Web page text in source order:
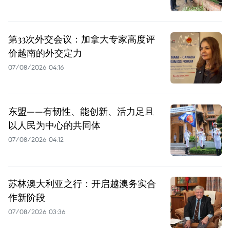
第33次外交会议：加拿大专家高度评
价越南的外交定力
07/08/2026 04:16
东盟——有韧性、能创新、活力足且
以人民为中心的共同体
07/08/2026 04:12
苏林澳大利亚之行：开启越澳务实合
作新阶段
07/08/2026 03:36